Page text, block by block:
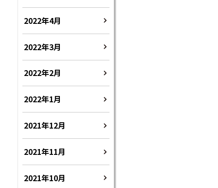
2022年4月
2022年3月
2022年2月
2022年1月
2021年12月
2021年11月
2021年10月